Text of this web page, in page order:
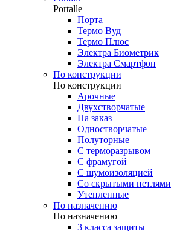
Portalle
Порта
Термо Вуд
Термо Плюс
Электра Биометрик
Электра Смартфон
По конструкции
По конструкции
Арочные
Двухстворчатые
На заказ
Одностворчатые
Полуторные
С терморазрывом
С фрамугой
С шумоизоляцией
Со скрытыми петлями
Утепленные
По назначению
По назначению
3 класса защиты